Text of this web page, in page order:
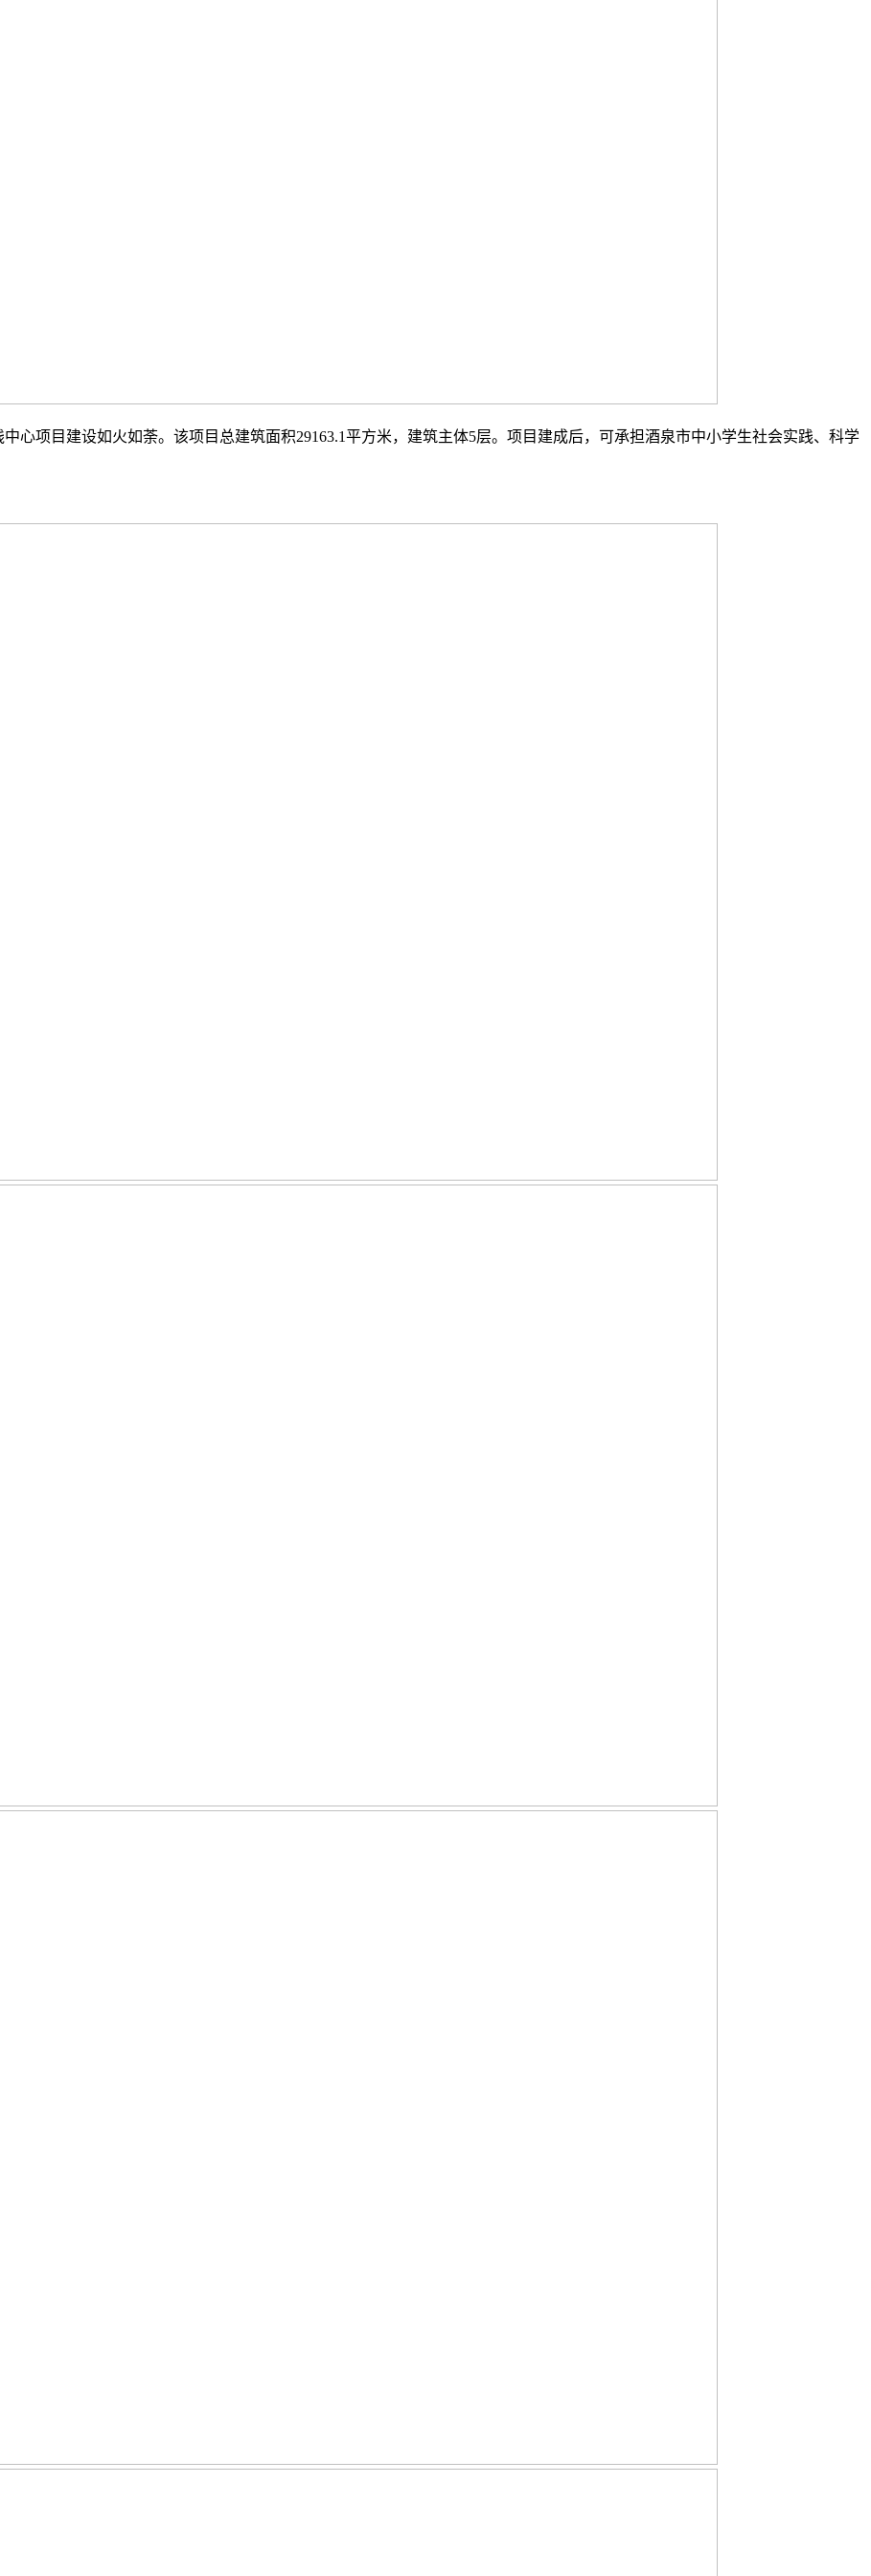
项目建设如火如荼。该项目总建筑面积29163.1平方米，建筑主体5层。项目建成后，可承担酒泉市中小学生社会实践、科学